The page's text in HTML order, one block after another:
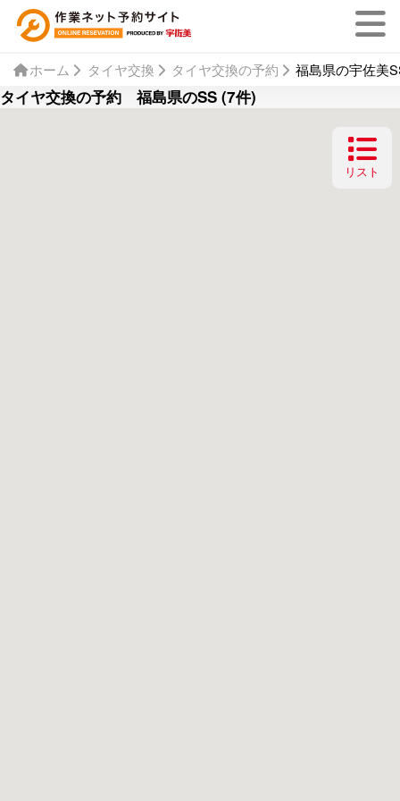
ホーム タイヤ交換 タイヤ交換の予約 福島県の宇佐美
タイヤ交換の予約 福島県のSS (7件)
リスト